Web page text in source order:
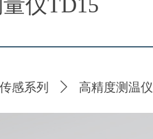
感系列 ꄲ 高精度测温仪